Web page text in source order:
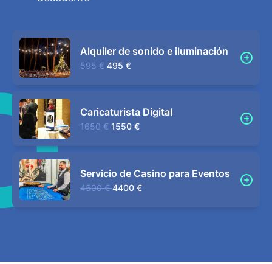
Alquiler de sonido e iluminación
595 € 495 €
Caricaturista Digital
1650 € 1550 €
Servicio de Casino para Eventos
4500 € 4400 €